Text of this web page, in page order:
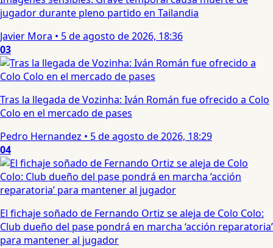
jugador durante pleno partido en Tailandia
Javier Mora • 5 de agosto de 2026, 18:36
03
Tras la llegada de Vozinha: Iván Román fue ofrecido a Colo
Colo en el mercado de pases
Pedro Hernandez • 5 de agosto de 2026, 18:29
04
El fichaje soñado de Fernando Ortiz se aleja de Colo Colo:
Club dueño del pase pondrá en marcha ‘acción reparatoria’
para mantener al jugador